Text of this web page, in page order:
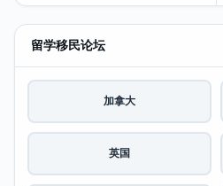
留学移民论坛
加拿大
英国